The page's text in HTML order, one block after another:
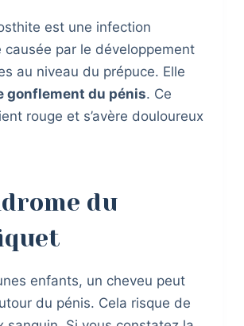
est une infection
causée par le développement
au niveau du prépuce. Elle
gonflement du pénis. Ce
rouge et s’avère douloureux
du
enfants, un cheveu peut
du pénis. Cela risque de